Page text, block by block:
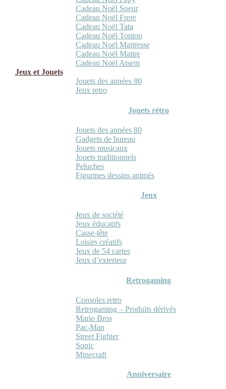
Cadeau Noël Soeur
Cadeau Noël Frere
Cadeau Noël Tata
Cadeau Noël Tonton
Cadeau Noël Maitresse
Cadeau Noël Maitre
Cadeau Noël Atsem
Jeux et Jouets
Jouets des années 80
Jeux retro
Jouets rétro
Jouets des années 80
Gadgets de bureau
Jouets musicaux
Jouets traditionnels
Peluches
Figurines dessins animés
Jeux
Jeux de société
Jeux éducatifs
Casse-tête
Loisirs créatifs
Jeux de 54 cartes
Jeux d’exterieur
Retrogaming
Consoles retro
Retrogaming – Produits dérivés
Mario Bros
Pac-Man
Street Fighter
Sonic
Minecraft
Anniversaire